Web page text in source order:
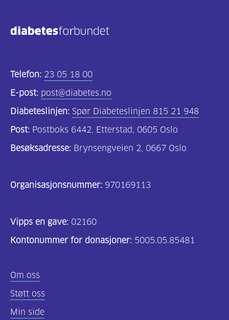
Telefon: 23 05 18 00
E-post: post@diabetes.no
Diabeteslinjen: Spør Diabeteslinjen 815 21 948
Post: Postboks 6442, Etterstad, 0605 Oslo
Besøksadresse: Brynsengveien 2, 0667 Oslo
Organisasjonsnummer: 970169113
Vipps en gave: 02160
Kontonummer for donasjoner: 5005.05.85481
Om oss
Støtt oss
Min side